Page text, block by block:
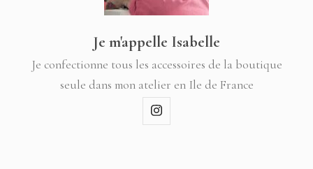
Je m'appelle Isabelle
Je confectionne tous les accessoires de la boutique
seule dans mon atelier en Ile de France